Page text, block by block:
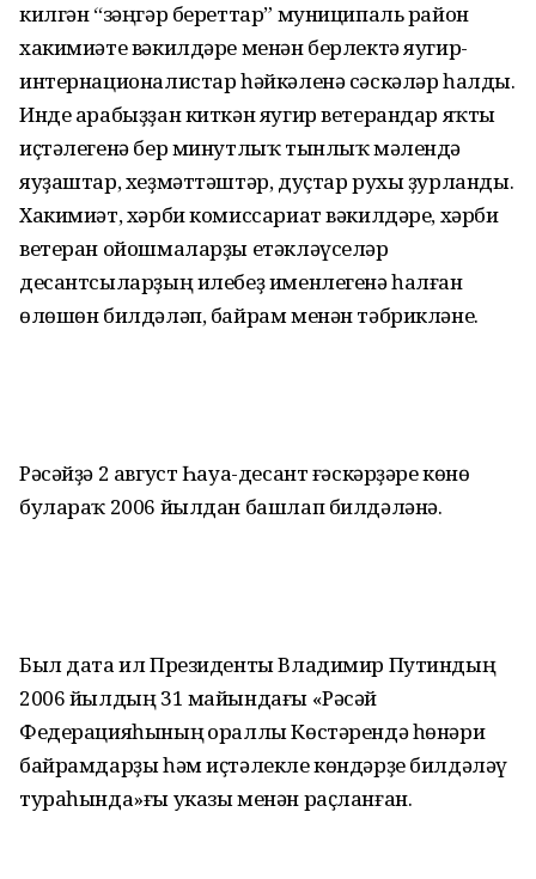
килгән “зәңгәр береттар” муниципаль район
хакимиәте вәкилдәре менән берлектә яугир-
интернационалистар һәйкәленә сәскәләр һалды.
Инде арабыҙҙан киткән яугир ветерандар яҡты
иҫтәлегенә бер минутлыҡ тынлыҡ мәлендә
яуҙаштар, хеҙмәттәштәр, дуҫтар рухы ҙурланды.
Хакимиәт, хәрби комиссариат вәкилдәре, хәрби
ветеран ойошмаларҙы етәкләүселәр
десантсыларҙың илебеҙ именлегенә һалған
өлөшөн билдәләп, байрам менән тәбрикләне.
Рәсәйҙә 2 август Һауа-десант ғәскәрҙәре көнө
булараҡ 2006 йылдан башлап билдәләнә.
Был дата ил Президенты Владимир Путиндың
2006 йылдың 31 майындағы «Рәсәй
Федерацияһының Ҡораллы Көстәрендә һөнәри
байрамдарҙы һәм иҫтәлекле көндәрҙе билдәләү
тураһында»ғы указы менән раҫланған.